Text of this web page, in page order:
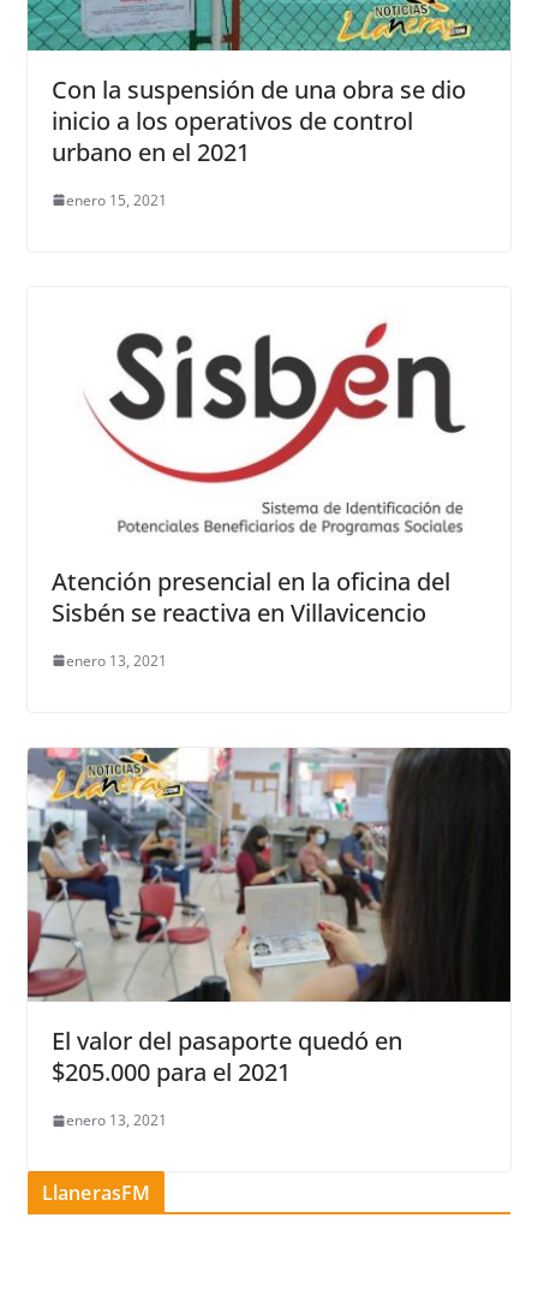
Con la suspensión de una obra se dio
inicio a los operativos de control
urbano en el 2021
enero 15, 2021
Atención presencial en la oficina del
Sisbén se reactiva en Villavicencio
enero 13, 2021
El valor del pasaporte quedó en
$205.000 para el 2021
enero 13, 2021
LlanerasFM